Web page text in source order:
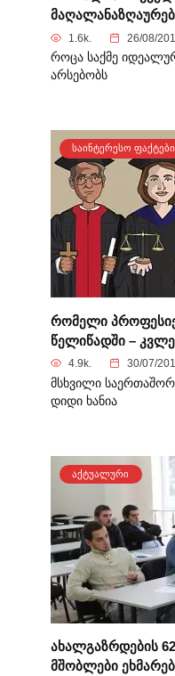
1.6k. 26/08/
როცა საქმე
არსებობს
ᲡᲐᲘᲜᲢᲔᲠᲔᲡᲝ ᲤᲐᲥᲢᲔᲑᲘ
რომელი
წელიწადში –
4.9k. 30/07/
მსხვილი
დიდი ხანია
ᲐᲥᲢᲣᲐᲚᲣᲠᲘ
ახალგაზრდების
მშობლები